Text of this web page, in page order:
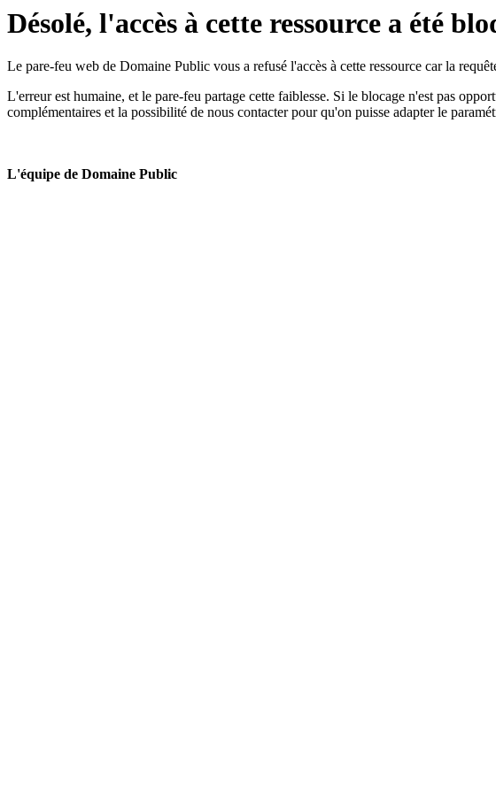
Désolé, l'accès à cette ressource a été
Le pare-feu web de Domaine Public vous a refusé l'accès à cette ressource car la
L'erreur est humaine, et le pare-feu partage cette faiblesse. Si le blocage n'est pas
complémentaires et la possibilité de nous contacter pour qu'on puisse adapter le
L'équipe de Domaine Public